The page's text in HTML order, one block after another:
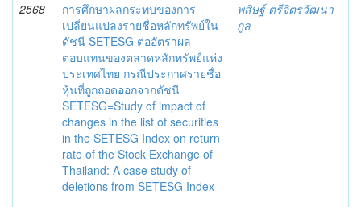
2568
การศึกษาผลกระทบของการ
เปลี่ยนแปลงรายชื่อหลักทรัพย์ใน
ดัชนี SETESG ต่ออัตราผล
ตอบแทนของตลาดหลักทรัพย์แห่ง
ประเทศไทย กรณีประกาศรายชื่อ
หุ้นที่ถูกถอดออกจากดัชนี
SETESG=Study of impact of
changes in the list of securities
in the SETESG Index on return
rate of the Stock Exchange of
Thailand: A case study of
deletions from SETESG Index
พสิษฐ์ ตรีจิตรวัฒนา
กูล